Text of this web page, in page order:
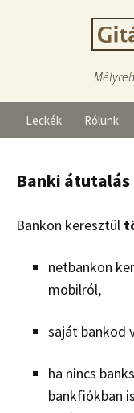
Leckék Rólunk
Banki átutalás
Bankon keresztül
netbankon
mobilról,
saját bankod
ha nincs
bankfiókban